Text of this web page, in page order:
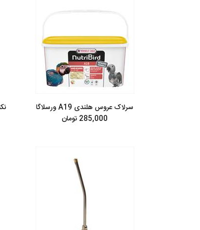
سرلاک عروس هلندی A19 ورسلاگا
285,000 تومان